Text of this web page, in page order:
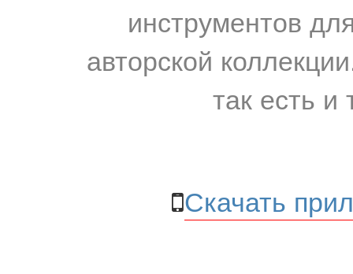
инструментов
авторской
так есть и
Скачать